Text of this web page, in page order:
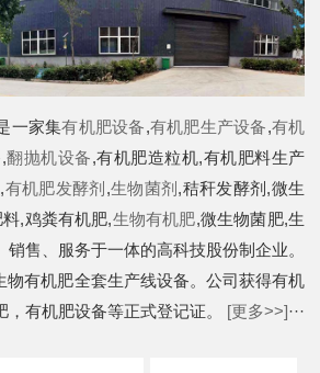
一家集有机肥设备,有机肥生产设备,有机
,翻抛机设备,有机肥造粒机,有机肥料生产
有机肥发酵剂 ,生物菌剂 ,秸秆发酵剂,微生
,鸡粪有机肥,生物有机肥,微生物菌肥,生
售、服务于一体的高科技股份制企业。
物有机肥全套生产线设备。公司获得有机
，有机肥设备等正式登记证。
[更多>>]···